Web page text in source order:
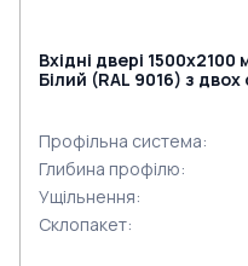
Вхідні двері
Білий (RAL 9016) з двох
Профільна система:
Глибина профілю:
Ущільнення:
Склопакет: